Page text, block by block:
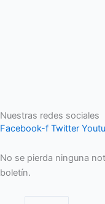
Nuestras redes sociales
Facebook-f Twitter
No se pierda ninguna
boletín.